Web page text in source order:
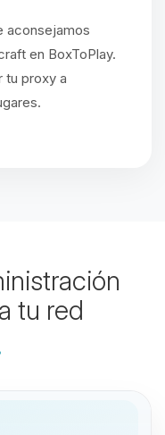
aconsejamos
en BoxToPlay.
tu proxy a
tu red